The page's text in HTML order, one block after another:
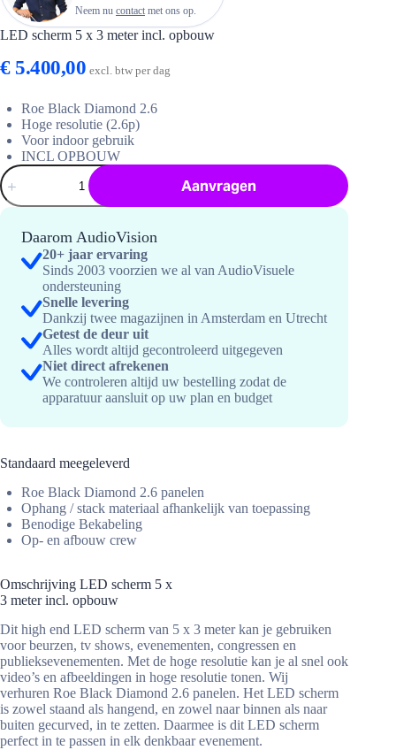
Neem nu contact met ons op.
LED scherm 5 x 3 meter incl. opbouw
€5.400,00 excl. btw per dag
Roe Black Diamond 2.6
Hoge resolutie (2.6p)
Voor indoor gebruik
INCL OPBOUW
LED
scherm
5
x
meter
incl.
opbouw
hoeveelheid
Aanvragen
Daarom AudioVision
20+ jaar ervaring
Sinds 2003 voorzien we al van AudioVisuele
ondersteuning
Snelle levering
Dankzij twee magazijnen in Amsterdam en Utrecht
Getest de deur uit
Alles wordt altijd gecontroleerd uitgegeven
Niet direct afrekenen
We controleren altijd uw bestelling zodat de
apparatuur aansluit op uw plan en budget
Standaard meegeleverd
Roe Black Diamond 2.6 panelen
Ophang / stack materiaal afhankelijk van toepassing
Benodige Bekabeling
Op- en afbouw crew
Omschrijving LED scherm 5 x
3 meter incl. opbouw
Dit high end LED scherm van 5 x 3 meter kan je gebruiken
voor beurzen, tv shows, evenementen, congressen en
publieksevenementen. Met de hoge resolutie kan je al snel ook
video’s en afbeeldingen in hoge resolutie tonen. Wij
verhuren Roe Black Diamond 2.6 panelen. Het LED scherm
is zowel staand als hangend, en zowel naar binnen als naar
buiten gecurved, in te zetten. Daarmee is dit LED scherm
perfect in te passen in elk denkbaar evenement.